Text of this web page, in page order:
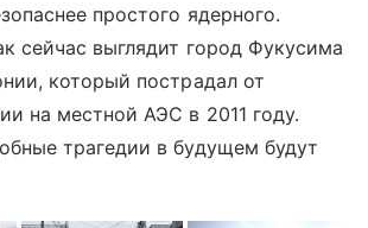
простого ядерного.
сейчас выглядит город Фукусима
который пострадал от
на местной АЭС в 2011 году.
трагедии в будущем будут